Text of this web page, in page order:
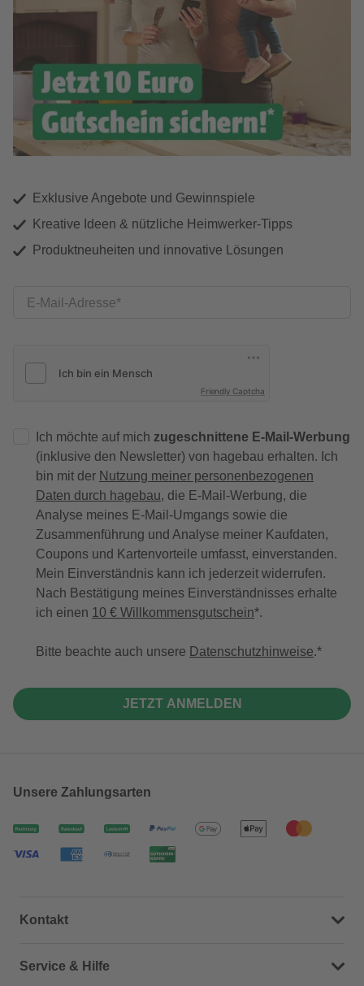
Exklusive Angebote und Gewinnspiele
Kreative Ideen & nützliche Heimwerker-Tipps
Produktneuheiten und innovative Lösungen
E-Mail-Adresse
Friendly Captcha
Ich möchte auf mich zugeschnittene E-Mail-Werbung
(inklusive den Newsletter) von hagebau erhalten. Ich
bin mit der Nutzung meiner personenbezogenen
Daten durch hagebau, die E-Mail-Werbung, die
Analyse meines E-Mail-Umgangs sowie die
Zusammenführung und Analyse meiner Kaufdaten,
Coupons und Kartenvorteile umfasst, einverstanden.
Mein Einverständnis kann ich jederzeit widerrufen.
Nach Bestätigung meines Einverständnisses erhalte
ich einen 10 € Willkommensgutschein*.
Bitte beachte auch unsere Datenschutzhinweise.
JETZT ANMELDEN
Unsere Zahlungsarten
Kontakt
Dein Kontakt zu uns
Service & Hilfe